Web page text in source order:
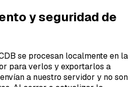
y seguridad de
se procesan localmente en la
para verlos y exportarlos a
a nuestro servidor y no son